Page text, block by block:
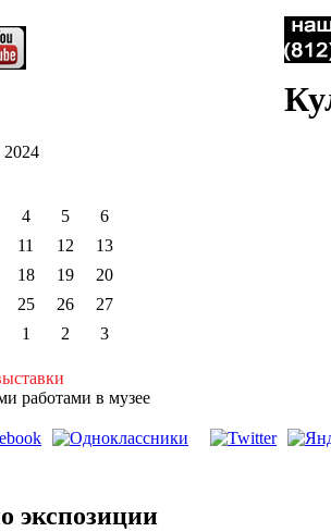
2024
4 5
6
11 12
13
18 19
20
25 26
27
1 2
3
работами в музее
экспозиции